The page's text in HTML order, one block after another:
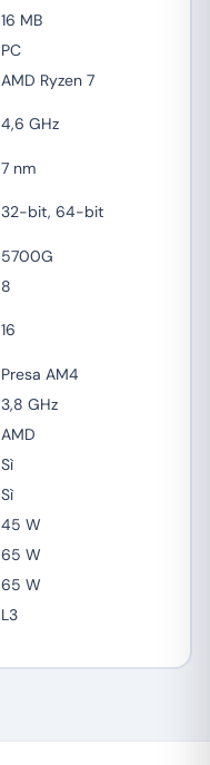
16 MB
PC
AMD Ryzen 7
4,6 GHz
7 nm
32-bit, 64-bit
5700G
8
16
Presa AM4
3,8 GHz
AMD
Sì
Sì
45 W
65 W
65 W
L3